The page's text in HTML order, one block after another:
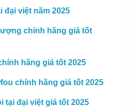
đại việt năm 2025
chính hãng giá tốt
hãng giá tốt 2025
chính hãng giá tốt 2025
tại đại việt giá tốt 2025